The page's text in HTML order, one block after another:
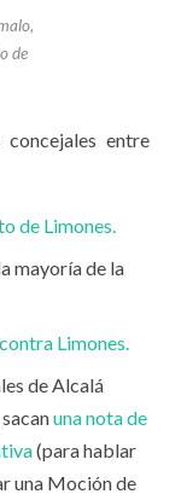
de
entre
de Limones.
mayoría de la
Limones.
de Alcalá
sacanuna nota de
(para hablar
una Moción de